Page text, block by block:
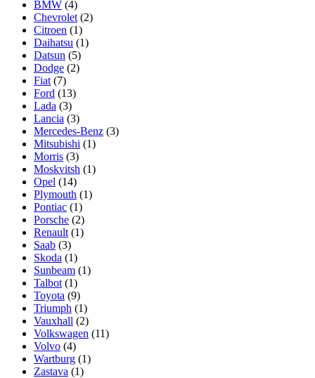
BMW (4)
Chevrolet (2)
Citroen (1)
Daihatsu (1)
Datsun (5)
Dodge (2)
Fiat (7)
Ford (13)
Lada (3)
Lancia (3)
Mercedes-Benz (3)
Mitsubishi (1)
Morris (3)
Moskvitsh (1)
Opel (14)
Plymouth (1)
Pontiac (1)
Porsche (2)
Renault (1)
Saab (3)
Skoda (1)
Sunbeam (1)
Talbot (1)
Toyota (9)
Triumph (1)
Vauxhall (2)
Volkswagen (11)
Volvo (4)
Wartburg (1)
Zastava (1)